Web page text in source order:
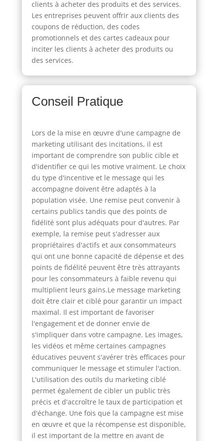
clients à acheter des produits et des services.
Les entreprises peuvent offrir aux clients des
coupons de réduction, des codes
promotionnels et des cartes cadeaux pour
inciter les clients à acheter des produits ou
des services.
Conseil Pratique
Lors de la mise en œuvre d'une campagne de
marketing utilisant des incitations, il est
important de comprendre son public cible et
d'identifier ce qui les motive vraiment. Le choix
du type d'incentive et le message qui les
accompagne doivent être adaptés à la
population visée. Une remise peut convenir à
certains publics tandis que des points de
fidélité sont plus adéquats pour d'autres. Par
exemple, la remise peut s'adresser aux
propriétaires d'actifs et aux consommateurs
qui ont une bonne capacité de dépense et des
points de fidélité peuvent être très attrayants
pour les consommateurs à faible revenu qui
multiplient leurs gains.Le message marketing
doit être clair et ciblé pour garantir un impact
maximal. Il est important de favoriser
l'engagement et de donner envie de
s'impliquer dans votre campagne. Les images,
les vidéos et même certaines campagnes
éducatives peuvent s'avérer très efficaces pour
communiquer le message et stimuler l'action.
L'utilisation des outils du marketing ciblé
permet également de cibler un public très
précis et d'accroître le taux de participation et
d'échange. Une fois que la campagne est mise
en œuvre et que la récompense est disponible,
il est important de la mettre en avant de